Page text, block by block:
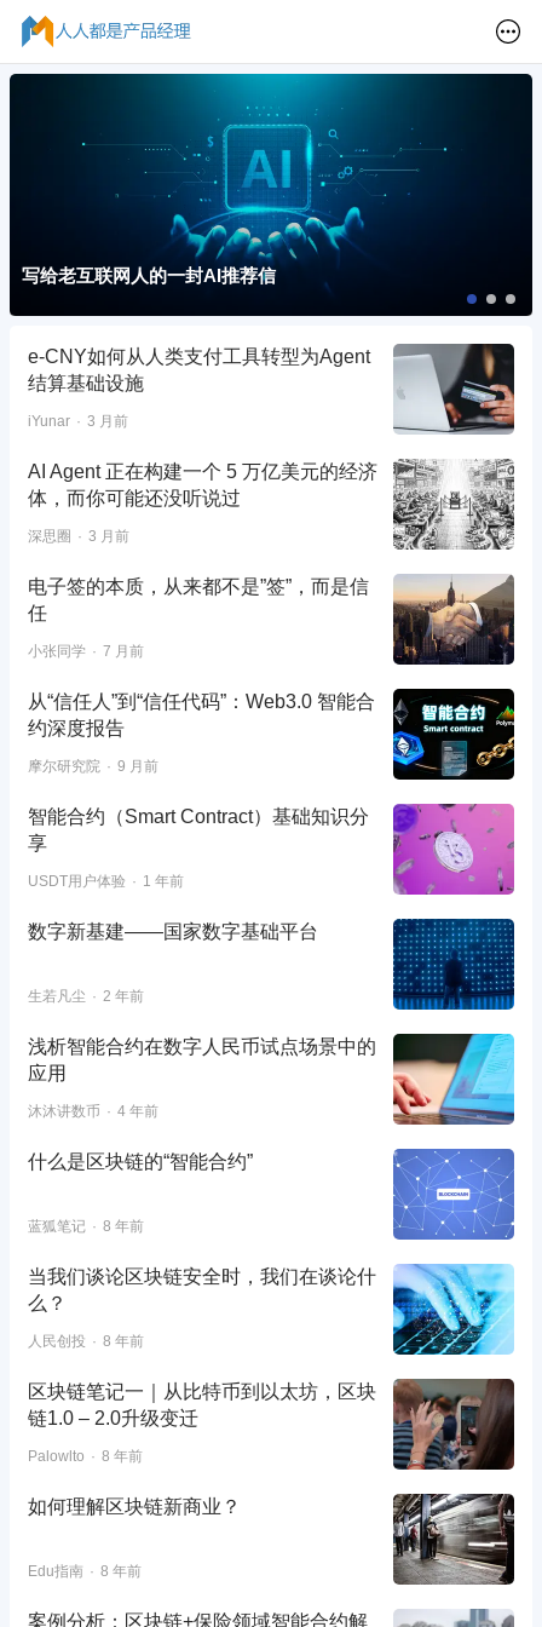
写给老互联网人的一封AI推荐信
e-CNY如何从人类支付工具转型为Agent
结算基础设施
iYunar 3 月前
AI Agent 正在构建一个 5 万亿美元的经济
体，而你可能还没听说过
深思圈 3 月前
电子签的本质，从来都不是”签”，而是信
任
小张同学 7 月前
从“信任人”到“信任代码”：Web3.0 智能合
约深度报告
摩尔研究院 9 月前
智能合约（Smart Contract）基础知识分
享
USDT用户体验 1 年前
数字新基建——国家数字基础平台
生若凡尘 2 年前
浅析智能合约在数字人民币试点场景中的
应用
沐沐讲数币 4 年前
什么是区块链的“智能合约”
蓝狐笔记 8 年前
当我们谈论区块链安全时，我们在谈论什
么？
人民创投 8 年前
区块链笔记一｜从比特币到以太坊，区块
链1.0 – 2.0升级变迁
Palowlto 8 年前
如何理解区块链新商业？
Edu指南 8 年前
案例分析：区块链+保险领域智能合约解